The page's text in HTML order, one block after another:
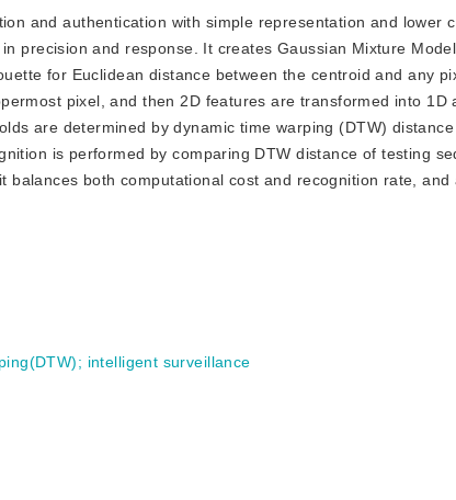
and authentication with simple representation and lower
precision and response. It creates Gaussian Mixture
for Euclidean distance between the centroid and any
pixel, and then 2D features are transformed into 1D
are determined by dynamic time warping (DTW)
is performed by comparing DTW distance of testing
both computational cost and recognition rate, and
; intelligent surveillance